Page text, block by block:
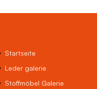
Startseite
Leder galerie
Stoffmöbel Galerie